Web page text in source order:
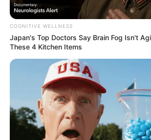
COGNITIVE WELLNESS
Japan's Top Doctors Say Bra​in Fo​g Isn't
These 4 Kitchen Items